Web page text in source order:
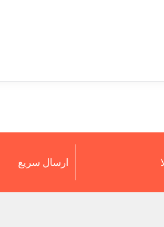
ارسال سریع